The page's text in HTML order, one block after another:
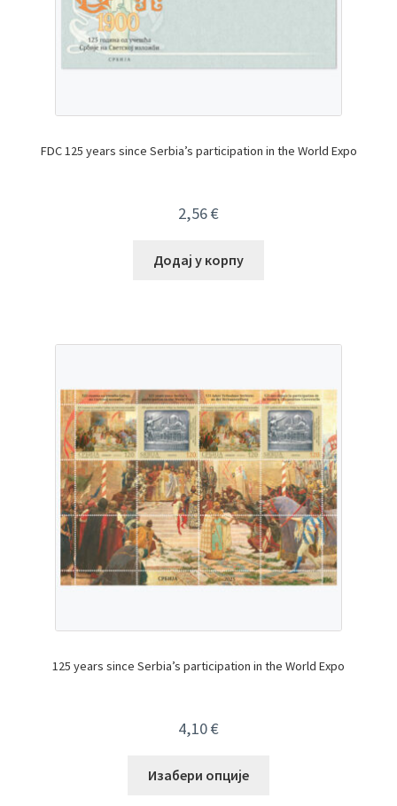
FDC 125 years since Serbia’s participation in the World Expo
2,56€
Додај у корпу
125 years since Serbia’s participation in the World Expo
4,10€
Изабери опције